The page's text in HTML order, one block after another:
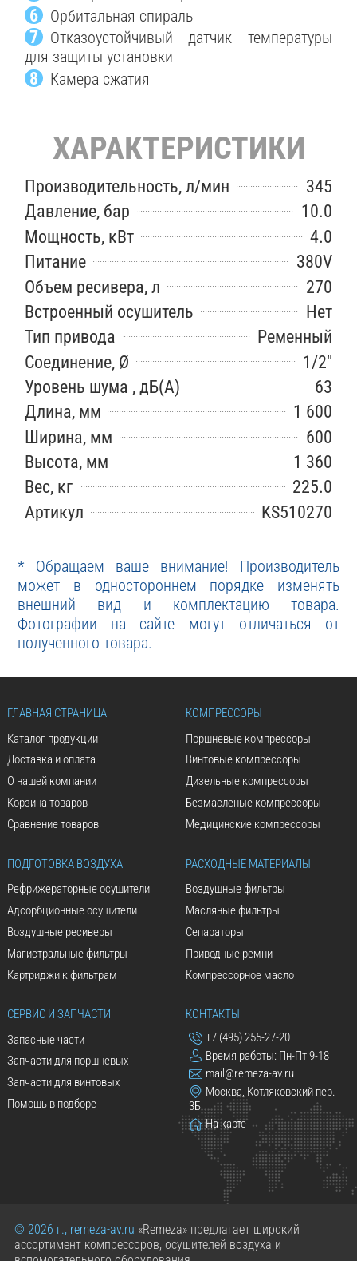
6 Орбитальная спираль
7
Отказоустойчивый датчик температуры
для защиты установки
8 Камера сжатия
ХАРАКТЕРИСТИКИ
Производительность, л/мин
345
Давление, бар
10.0
Мощность, кВт
4.0
Питание
380V
Объем ресивера, л
270
Встроенный осушитель
Нет
Тип привода
Ременный
Соединение, Ø
1/2"
Уровень шума , дБ(А)
63
Длина, мм
1 600
Ширина, мм
600
Высота, мм
1 360
Вес, кг
225.0
Артикул
KS510270
* Обращаем ваше внимание! Производитель
может в одностороннем порядке изменять
внешний вид и комплектацию товара.
Фотографии на сайте могут отличаться от
полученного товара.
ГЛАВНАЯ СТРАНИЦА
Каталог продукции
Доставка и оплата
О нашей компании
Корзина товаров
Сравнение товаров
КОМПРЕССОРЫ
Поршневые компрессоры
Винтовые компрессоры
Дизельные компрессоры
Безмасленые компрессоры
Медицинские компрессоры
ПОДГОТОВКА ВОЗДУХА
Рефрижераторные осушители
Адсорбционные осушители
Воздушные ресиверы
Магистральные фильтры
Картриджи к фильтрам
РАСХОДНЫЕ МАТЕРИАЛЫ
Воздушные фильтры
Масляные фильтры
Сепараторы
Приводные ремни
Компрессорное масло
СЕРВИС И ЗАПЧАСТИ
Запасные части
Запчасти для поршневых
Запчасти для винтовых
Помощь в подборе
КОНТАКТЫ
+7 (495) 255-27-20
Время работы: Пн-Пт 9-18
mail@remeza-av.ru
Москва, Котляковский пер.
3Б
На карте
© 2026 г., remeza-av.ru «Remeza» предлагает широкий
ассортимент компрессоров, осушителей воздуха и